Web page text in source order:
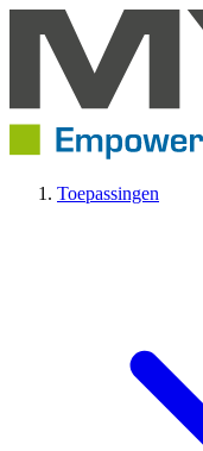
Toepassingen